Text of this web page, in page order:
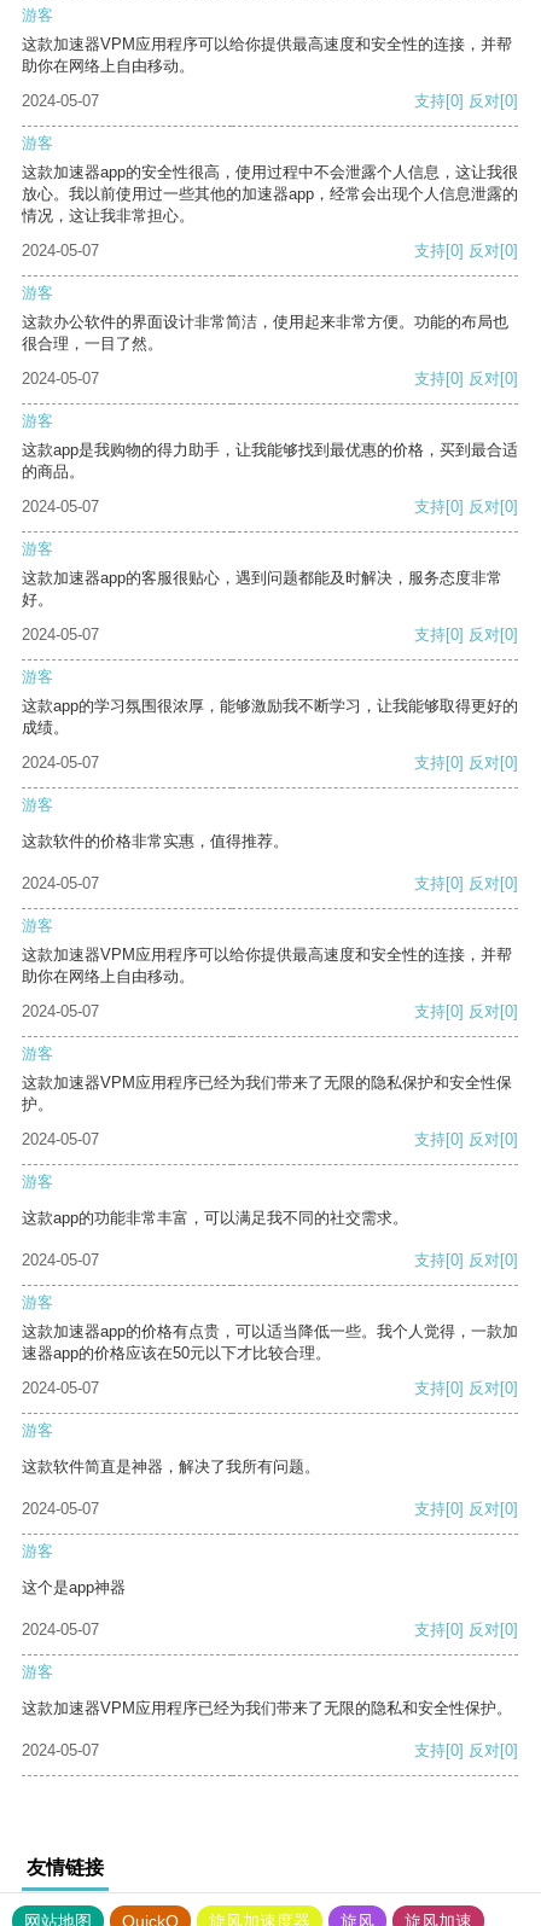
游客
这款加速器VPM应用程序可以给你提供最高速度和安全性的连接，并帮
助你在网络上自由移动。
2024-05-07
支持[0] 反对[0]
游客
这款加速器app的安全性很高，使用过程中不会泄露个人信息，这让我很
放心。我以前使用过一些其他的加速器app，经常会出现个人信息泄露的
情况，这让我非常担心。
2024-05-07
支持[0] 反对[0]
游客
这款办公软件的界面设计非常简洁，使用起来非常方便。功能的布局也
很合理，一目了然。
2024-05-07
支持[0] 反对[0]
游客
这款app是我购物的得力助手，让我能够找到最优惠的价格，买到最合适
的商品。
2024-05-07
支持[0] 反对[0]
游客
这款加速器app的客服很贴心，遇到问题都能及时解决，服务态度非常
好。
2024-05-07
支持[0] 反对[0]
游客
这款app的学习氛围很浓厚，能够激励我不断学习，让我能够取得更好的
成绩。
2024-05-07
支持[0] 反对[0]
游客
这款软件的价格非常实惠，值得推荐。
2024-05-07 支持[0] 反对[0]
游客
这款加速器VPM应用程序可以给你提供最高速度和安全性的连接，并帮
助你在网络上自由移动。
2024-05-07
支持[0] 反对[0]
游客
这款加速器VPM应用程序已经为我们带来了无限的隐私保护和安全性保
护。
2024-05-07
支持[0] 反对[0]
游客
这款app的功能非常丰富，可以满足我不同的社交需求。
2024-05-07 支持[0] 反对[0]
游客
这款加速器app的价格有点贵，可以适当降低一些。我个人觉得，一款加
速器app的价格应该在50元以下才比较合理。
2024-05-07
支持[0] 反对[0]
游客
这款软件简直是神器，解决了我所有问题。
2024-05-07 支持[0] 反对[0]
游客
这个是app神器
2024-05-07 支持[0] 反对[0]
游客
这款加速器VPM应用程序已经为我们带来了无限的隐私和安全性保护。
2024-05-07 支持[0] 反对[0]
友情链接
网站地图 QuickQ 旋风加速度器 旋风 旋风加速